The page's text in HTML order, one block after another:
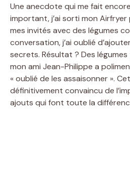
Une anecdote qui me fait
important, j’ai sorti mon
mes invités avec des légumes
conversation, j’ai oublié
secrets. Résultat ? Des
mon ami Jean-Philippe a
« oublié de les assaisonner ».
définitivement convaincu de
ajouts qui font toute la